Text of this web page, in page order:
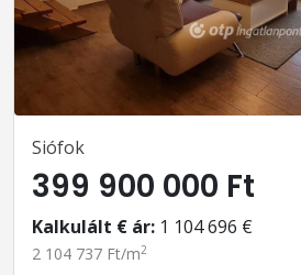
Siófok
399 900 000 Ft
Kalkulált € ár: 1 104 696 €
2 104 737 Ft/m2